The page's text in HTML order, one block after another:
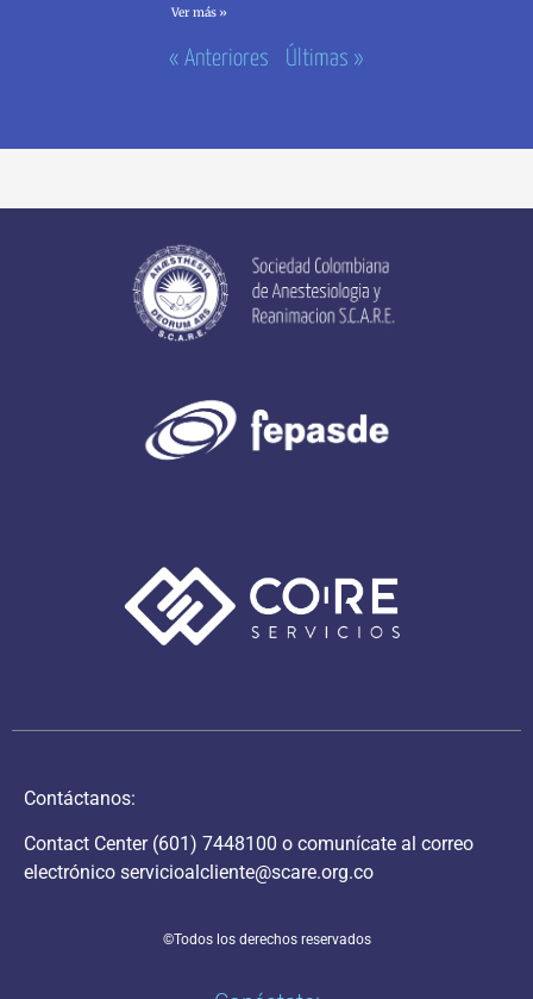
Ver más »
« Anteriores Últimas »
Contáctanos:
Contact Center (601) 7448100 o comunícate al correo
electrónico servicioalcliente@scare.org.co
©Todos los derechos reservados